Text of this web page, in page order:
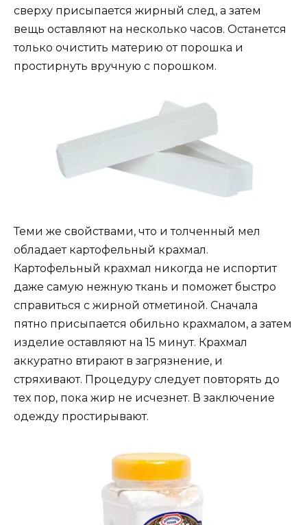
сверху присыпается жирный след, а затем
вещь оставляют на несколько часов. Останется
только очистить материю от порошка и
простирнуть вручную с порошком.
Теми же свойствами, что и толченный мел
обладает картофельный крахмал.
Картофельный крахмал никогда не испортит
даже самую нежную ткань и поможет быстро
справиться с жирной отметиной. Сначала
пятно присыпается обильно крахмалом, а затем
изделие оставляют на 15 минут. Крахмал
аккуратно втирают в загрязнение, и
стряхивают. Процедуру следует повторять до
тех пор, пока жир не исчезнет. В заключение
одежду простирывают.